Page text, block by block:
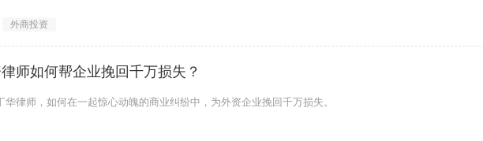
外商投资
师如何帮企业挽回千万损失？
律师，如何在一起惊心动魄的商业纠纷中，为外资企业挽回千万损失。